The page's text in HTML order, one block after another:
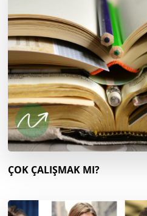
ÇOK ÇALIŞMAK MI?